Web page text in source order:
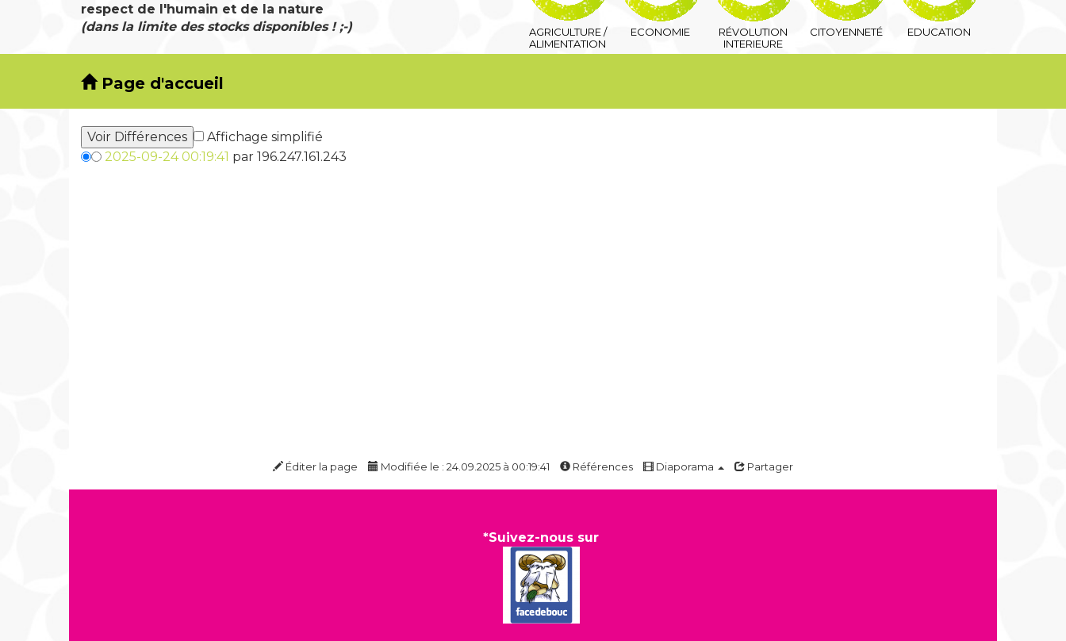
respect de l'humain et de la nature
(dans la limite des stocks disponibles ! ;-)
Page d'accueil
AGRICULTURE /
ALIMENTATION
ECONOMIE
RÉVOLUTION
INTERIEURE
CITOYENNETÉ EDUCATION
Affichage simplifié
2025-09-24 00:19:41 par 196.247.161.243
Éditer la page Modifiée le : 24.09.2025 à 00:19:41 Références Diaporama Partager
*Suivez-nous sur